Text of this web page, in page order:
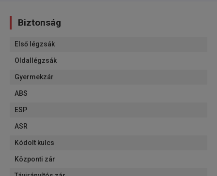
Biztonság
Első légzsák
Oldallégzsák
Gyermekzár
ABS
ESP
ASR
Kódolt kulcs
Központi zár